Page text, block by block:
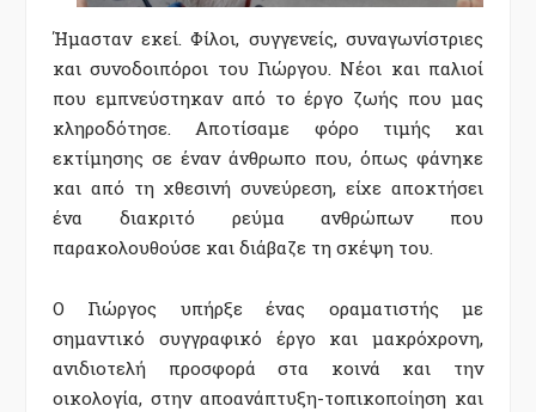
Ήμασταν εκεί. Φίλοι, συγγενείς, συναγωνίστριες
και συνοδοιπόροι του Γιώργου. Νέοι και παλιοί
που εμπνεύστηκαν από το έργο ζωής που μας
κληροδότησε. Αποτίσαμε φόρο τιμής και
εκτίμησης σε έναν άνθρωπο που, όπως φάνηκε
και από τη χθεσινή συνεύρεση, είχε αποκτήσει
ένα διακριτό ρεύμα ανθρώπων που
παρακολουθούσε και διάβαζε τη σκέψη του.
Ο Γιώργος υπήρξε ένας οραματιστής με
σημαντικό συγγραφικό έργο και μακρόχρονη,
ανιδιοτελή προσφορά στα κοινά και την
οικολογία, στην αποανάπτυξη-τοπικοποίηση και